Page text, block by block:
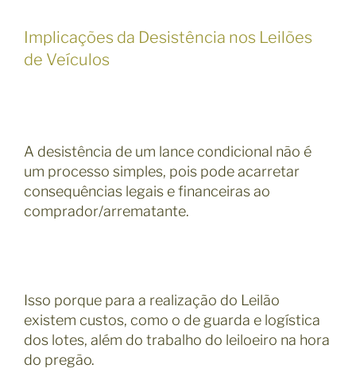
Implicações da Desistência nos Leilões
de Veículos
A desistência de um lance condicional não é
um processo simples, pois pode acarretar
consequências legais e financeiras ao
comprador/arrematante.
Isso porque para a realização do Leilão
existem custos, como o de guarda e logística
dos lotes, além do trabalho do leiloeiro na hora
do pregão.